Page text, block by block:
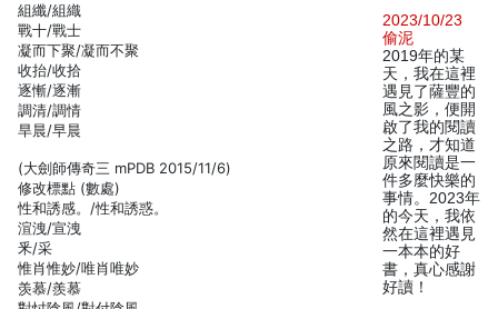
組纖/組織
戰十/戰士
凝而下聚/凝而不聚
收抬/收拾
逐慚/逐漸
調清/調情
旱晨/早晨
(大劍師傳奇三 mPDB 2015/11/6)
修改標點 (數處)
性和誘感。/性和誘惑。
渲洩/宣洩
釆/采
惟肖惟妙/唯肖唯妙
羡慕/羨慕
2023/10/23
偷泥
2019年的某
天，我在這裡
遇見了薩豐的
風之影，便開
啟了我的閱讀
之路，才知道
原來閱讀是一
件多麼快樂的
事情。2023年
的今天，我依
然在這裡遇見
一本本的好
書，真心感謝
好讀！